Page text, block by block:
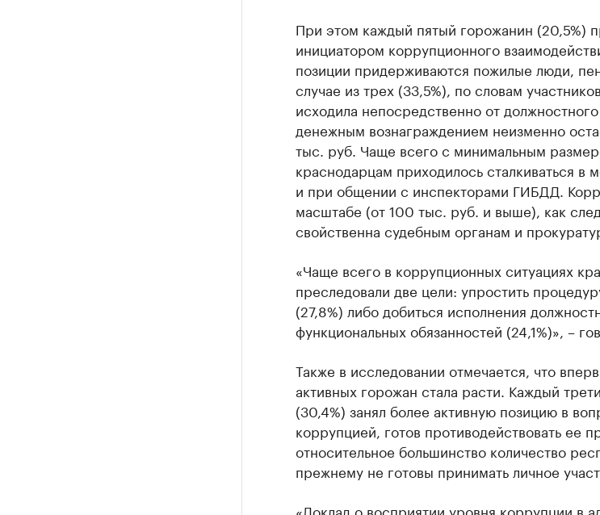
При этом каждый пятый горожанин (20,5%)
инициатором коррупционного
позиции придерживаются пожилые люди,
случае из трех (33,5%), по словам
исходила непосредственно от
денежным вознаграждением неизменно
тыс. руб. Чаще всего с минимальным
краснодарцам приходилось сталкиваться в
и при общении с инспекторами ГИБДД.
масштабе (от 100 тыс. руб. и выше), как
свойственна судебным органам и
«Чаще всего в коррупционных ситуациях
преследовали две цели: упростить
(27,8%) либо добиться исполнения
функциональных обязанностей (24,1%)», –
Также в исследовании отмечается, что
активных горожан стала расти. Каждый
(30,4%) занял более активную позицию в
коррупцией, готов противодействовать ее
относительное большинство количество
прежнему не готовы принимать личное
«Доклад о восприятии уровня коррупции в